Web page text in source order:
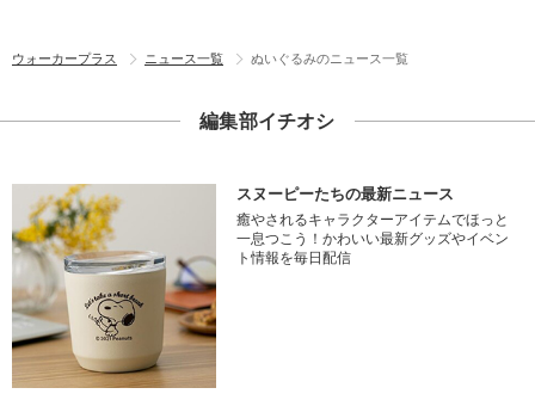
ウォーカープラス ニュース一覧 ぬいぐるみのニュース一覧
編集部イチオシ
スヌーピーたちの最新ニュース
癒やされるキャラクターアイテムでほっと
一息つこう！かわいい最新グッズやイベン
ト情報を毎日配信